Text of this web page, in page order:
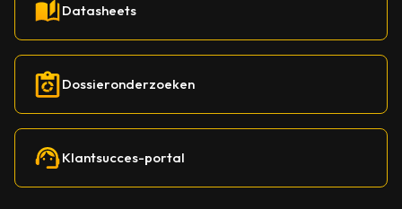
Datasheets
Dossieronderzoeken
Klantsucces-portal